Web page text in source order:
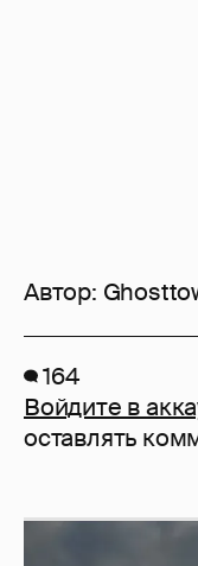
Автор:
164
Войдите в
оставлять